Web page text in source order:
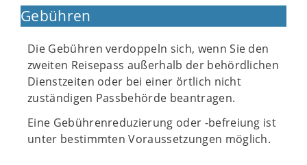
Gebühren
Die Gebühren verdoppeln sich, wenn Sie den
zweiten Reisepass außerhalb der behördlichen
Dienstzeiten oder bei einer örtlich nicht
zuständigen Passbehörde beantragen.
Eine Gebührenreduzierung oder -befreiung ist
unter bestimmten Voraussetzungen möglich.